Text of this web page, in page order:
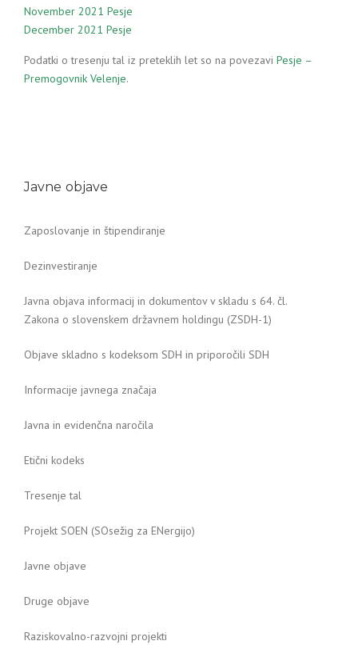
November 2021 Pesje
December 2021 Pesje
Podatki o tresenju tal iz preteklih let so na povezavi Pesje –
Premogovnik Velenje.
Javne objave
Zaposlovanje in štipendiranje
Dezinvestiranje
Javna objava informacij in dokumentov v skladu s 64. čl.
Zakona o slovenskem državnem holdingu (ZSDH-1)
Objave skladno s kodeksom SDH in priporočili SDH
Informacije javnega značaja
Javna in evidenčna naročila
Etični kodeks
Tresenje tal
Projekt SOEN (SOsežig za ENergijo)
Javne objave
Druge objave
Raziskovalno-razvojni projekti